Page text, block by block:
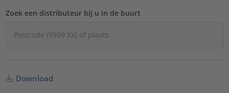
Zoek een distributeur bij u in de buurt
Download